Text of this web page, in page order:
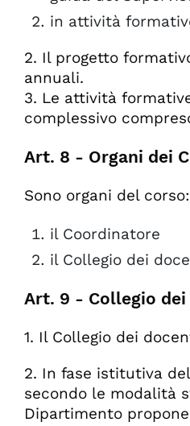
in attività
2. Il progetto
annuali.
3. Le attività
complessivo
Art. 8 - Organi dei
Sono organi del corso:
il Coordinatore
il Collegio dei
Art. 9 - Collegio
1. Il Collegio dei
2. In fase istitutiva
secondo le modalità
Dipartimento